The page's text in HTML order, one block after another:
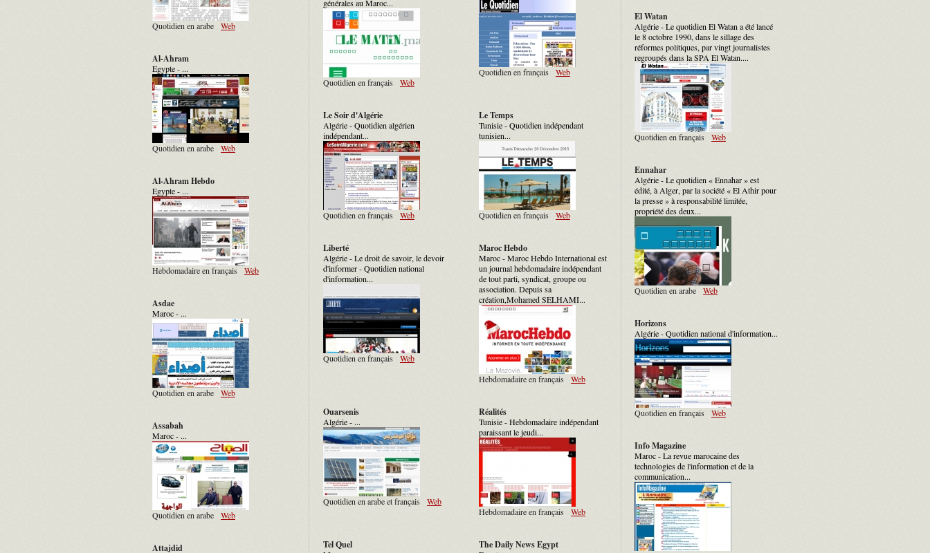
Quotidien en arabe Web
Al-Ahram
Egypte - ...
Quotidien en arabe Web
Al-Ahram Hebdo
Egypte - ...
Hebdomadaire en français Web
Asdae
Maroc - ...
Quotidien en arabe Web
Assabah
Maroc - ...
Quotidien en arabe Web
Attajdid
générales au Maroc...
Quotidien en français Web
Quotidien en français Web
Le Soir d'Algérie
Algérie - Quotidien algérien
indépendant...
Quotidien en français Web
Le Temps
Tunisie - Quotidien indépendant
tunisien...
Quotidien en français Web
Liberté
Algérie - Le droit de savoir, le devoir
d'informer - Quotidien national
d'information...
Quotidien en français Web
Maroc Hebdo
Maroc - Maroc Hebdo International est
un journal hebdomadaire indépendant
de tout parti, syndicat, groupe ou
association. Depuis sa
création,Mohamed SELHAMI...
Hebdomadaire en français Web
Ouarsenis
Algérie - ...
Quotidien en arabe et français Web
Réalités
Tunisie - Hebdomadaire indépendant
paraissant le jeudi...
Hebdomadaire en français Web
Tel Quel The Daily News Egypt
El Watan
Algérie - Le quotidien El Watan a été lancé
le 8 octobre 1990, dans le sillage des
réformes politiques, par vingt journalistes
regroupés dans la SPA El Watan....
Quotidien en français Web
Ennahar
Algérie - Le quotidien « Ennahar » est
édité, à Alger, par la société « El Athir pour
la presse » à responsabilité limitée,
propriété des deux...
Quotidien en arabe Web
Horizons
Algérie - Quotidien national d'information...
Quotidien en français Web
Info Magazine
Maroc - La revue marocaine des
technologies de l'information et de la
communication...